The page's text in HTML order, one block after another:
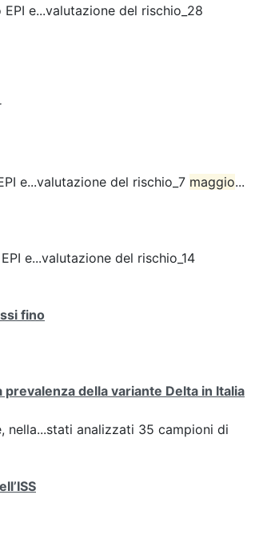
e...valutazione del rischio_28
e...valutazione del rischio_7 maggio...
e...valutazione del rischio_14
fino
della variante Delta in Italia
nella...stati analizzati 35 campioni di